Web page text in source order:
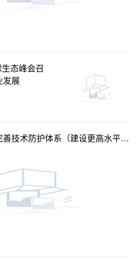
态峰会召
发展
技术防护体系（建设更高水平的